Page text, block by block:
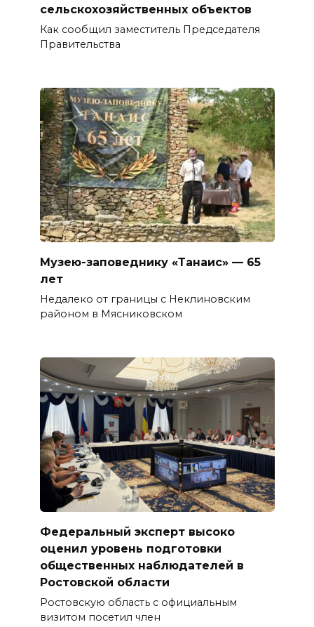
сельскохозяйственных объектов
Как сообщил заместитель Председателя
Правительства
Музею-заповеднику «Танаис» — 65
лет
Недалеко от границы с Неклиновским
районом в Мясниковском
Федеральный эксперт высоко
оценил уровень подготовки
общественных наблюдателей в
Ростовской области
Ростовскую область с официальным
визитом посетил член